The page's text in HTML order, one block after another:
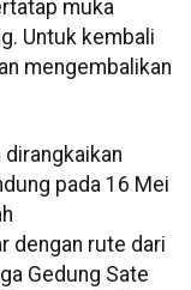
muka
Untuk kembali
mengembalikan
dirangkaikan
pada 16 Mei
dengan rute dari
Gedung Sate